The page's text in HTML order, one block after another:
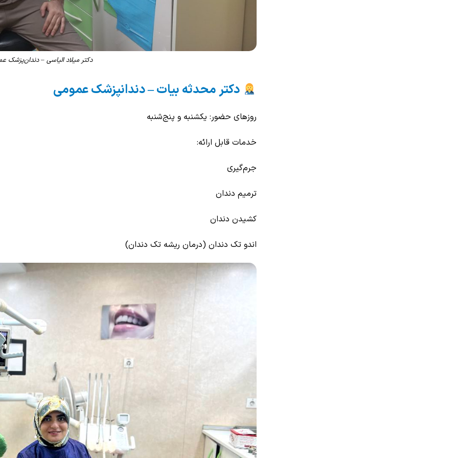
دکتر میلاد الیاسی – دندان‌پزشک
دکتر محدثه بیات – دندانپزشک عمومی
روزهای حضور: یکشنبه و پنج‌شنبه
خدمات قابل ارائه:
جرم‌گیری
ترمیم دندان
کشیدن دندان
اندو تک دندان (درمان ریشه تک دندان)